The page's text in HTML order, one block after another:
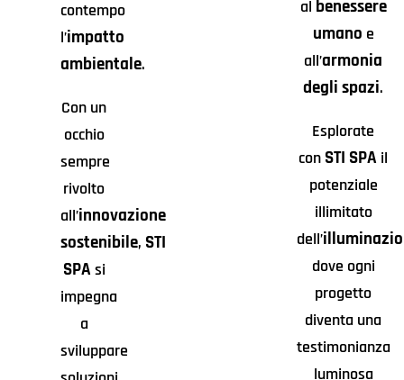
contempo
l’impatto
ambientale.
Con un
occhio
sempre
rivolto
all’innovazione
sostenibile, STI
SPA si
impegna
a
sviluppare
al benessere
umano e
all’armonia
degli spazi.
Esplorate
con STI SPA il
potenziale
illimitato
dell’
dove ogni
progetto
diventa una
testimonianza
luminosa